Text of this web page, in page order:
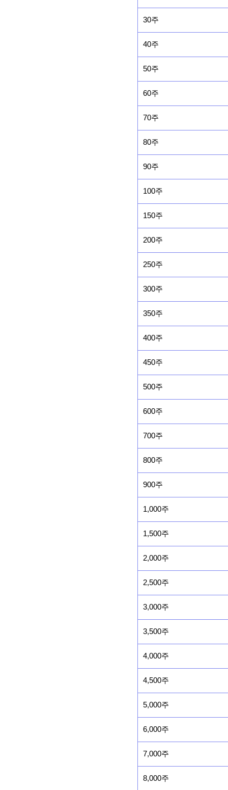
30주
40주
50주
60주
70주
80주
90주
100주
150주
200주
250주
300주
350주
400주
450주
500주
600주
700주
800주
900주
1,000주
1,500주
2,000주
2,500주
3,000주
3,500주
4,000주
4,500주
5,000주
6,000주
7,000주
8,000주